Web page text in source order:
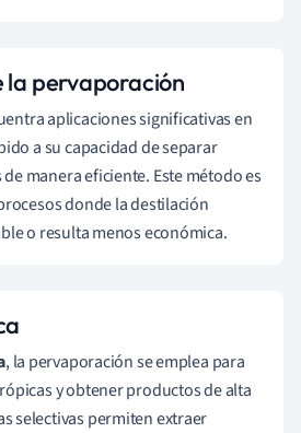
la pervaporación
aplicaciones significativas en
a su capacidad de separar
manera eficiente. Este método es
donde la destilación
o resulta menos económica.
, la pervaporación se emplea para
y obtener productos de alta
selectivas permiten extraer